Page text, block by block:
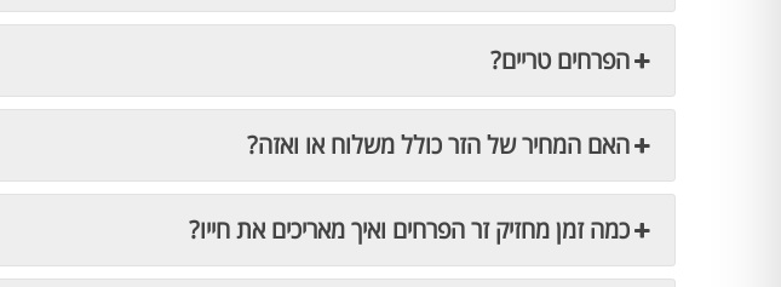
הפרחים טריים?
האם המחיר של הזר כולל משלוח או ואזה?
כמה זמן מחזיק זר הפרחים ואיך מאריכים את חייו?